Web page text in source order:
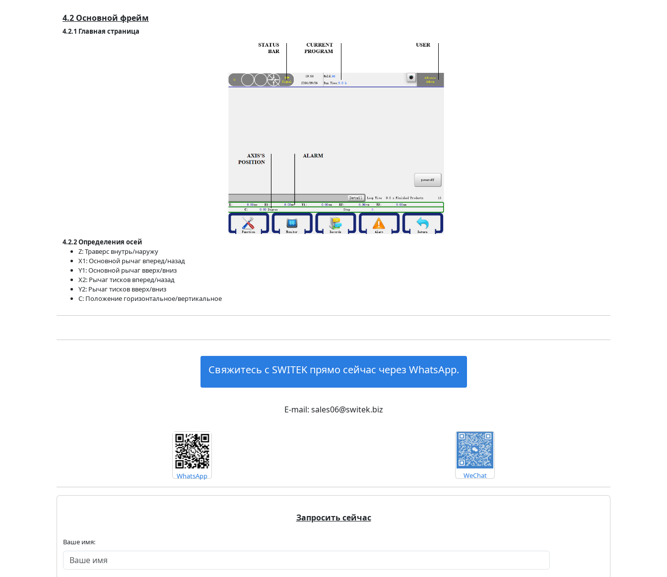
4.2 Основной фрейм
4.2.1 Главная страница
4.2.2 Определения осей
Z: Траверс внутрь/наружу
X1: Основной рычаг вперед/назад
Y1: Основной рычаг вверх/вниз
X2: Рычаг тисков вперед/назад
Y2: Рычаг тисков вверх/вниз
C: Положение горизонтальное/вертикальное
Свяжитесь с SWITEK прямо сейчас через WhatsApp.
E-mail: sales06@switek.biz
WhatsApp WeChat
Запросить сейчас
Ваше имя: